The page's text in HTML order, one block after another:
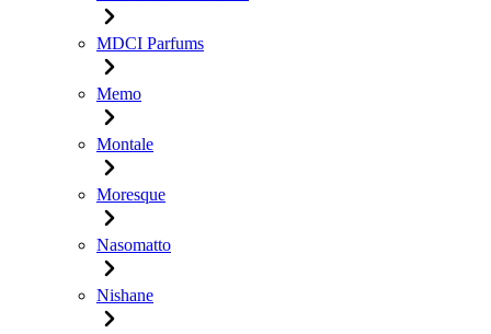
MDCI Parfums
Memo
Montale
Moresque
Nasomatto
Nishane